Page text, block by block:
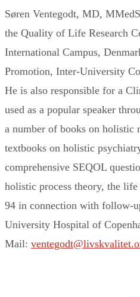
Søren Ventegodt, MD,
the Quality of Life Research
International Campus,
Promotion, Inter-University
He is also responsible for a
used as a popular speaker
a number of books on
textbooks on holistic
comprehensive SEQOL
holistic process theory, the
94 in connection with follow-
University Hospital of
Mail: